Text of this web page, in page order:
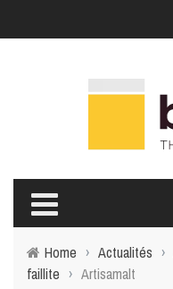
Home › Actualités ›
faillite › Artisamalt